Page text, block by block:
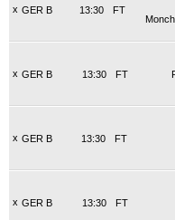
x GER B FT
13:30
x GER B FT
13:30
x GER B FT
13:30
x GER B FT
13:30